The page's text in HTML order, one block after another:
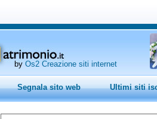
by Os2 Creazione siti internet
Segnala sito web Ultimi siti